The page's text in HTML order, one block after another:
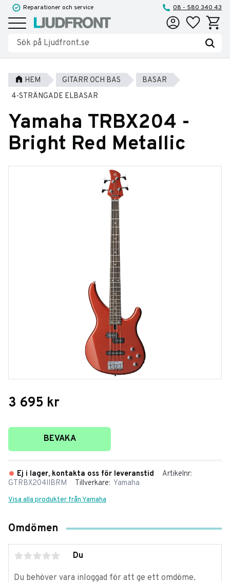
Meny
Reparationer och service 08 - 580 340 43
Favoriter
HEM GITARR OCH BAS
BASAR
4-STRÄNGADE ELBASAR
Yamaha TRBX204 -
Bright Red Metallic
3 695 kr
Lägg till i favoriter
BEVAKA
Ej i lager, kontakta oss för leveranstid
Artikelnr
GTRBX204IIBRM
Tillverkare Yamaha
Visa alla produkter från Yamaha
Omdömen
Du